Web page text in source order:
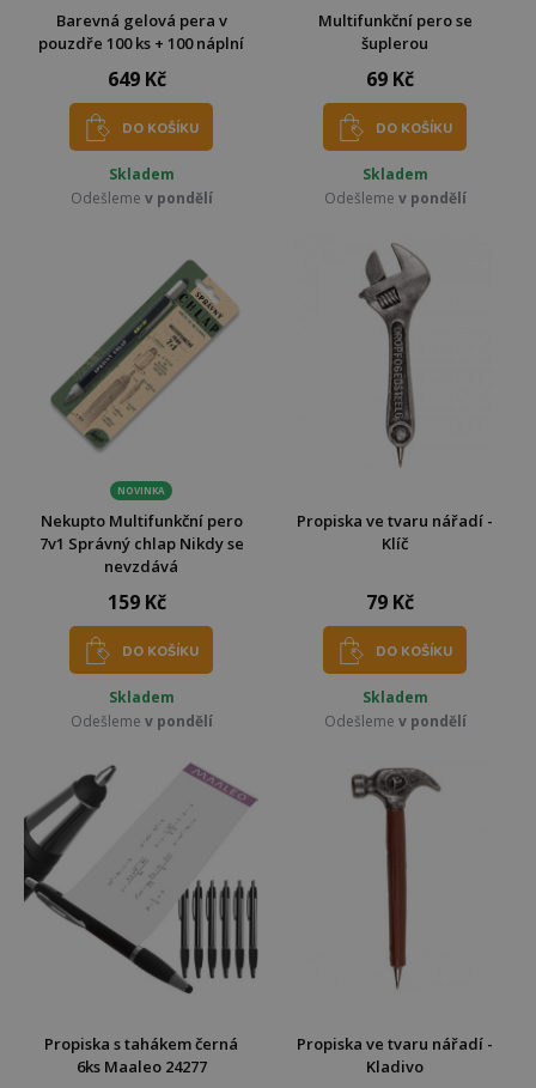
Barevná gelová pera v
pouzdře 100 ks + 100 náplní
649 Kč
DO KOŠÍKU
Skladem
Odešleme v pondělí
Multifunkční pero se
šuplerou
69 Kč
DO KOŠÍKU
Skladem
Odešleme v pondělí
NOVINKA
Nekupto Multifunkční pero
7v1 Správný chlap Nikdy se
nevzdává
159 Kč
DO KOŠÍKU
Skladem
Odešleme v pondělí
Propiska ve tvaru nářadí -
Klíč
79 Kč
DO KOŠÍKU
Skladem
Odešleme v pondělí
Propiska s tahákem černá
6ks Maaleo 24277
Propiska ve tvaru nářadí -
Kladivo